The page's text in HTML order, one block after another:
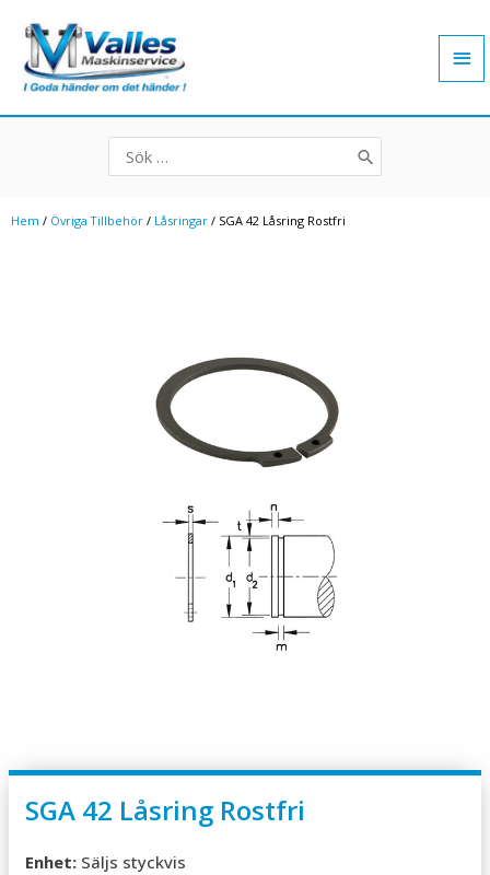
innehåll
Search
for:
Hem / Övriga Tillbehör / Låsringar / SGA 42 Låsring Rostfri
SGA 42 Låsring Rostfri
Enhet: Säljs styckvis